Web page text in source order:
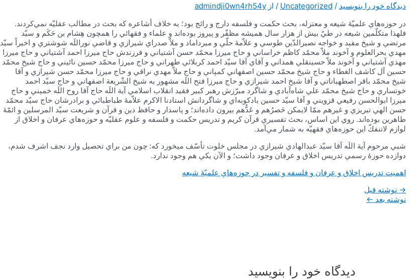
دیدگاه‌ خود را بنویسید /
Uncategorized / از admindji0wn4rh54y
در حوزه‌هاي‌ علميّۀ شيعه‌ و معتزله‌، بحث‌ حكمت‌ و فلسفه‌ دارج‌ و رائج‌ بود؛ به‌ خلاف‌ أشاعره‌ كه‌ بحث‌ در مطالب‌ عقليّه‌ نمي‌كردند.
فلهذا متكلّمين‌ شيعه‌ در طيّ بيش‌ از هزار سال‌ هميشه‌ مظفّر و پيروز بوده‌اند و علماء و فقهائي‌ را همچون‌ هِشام‌ بن‌ حَكَم‌ و سيّد
مرتضي‌ و شيخ‌ مفيد و خواجه‌ نصيرالدّين‌ طوسي‌ و علاّمۀ حلّي‌ و ميرداماد و ملاّ صدراي‌ شيرازي‌ و قاضي‌ نوراللَه‌ شوشتري‌ و اخيراً سيّد
مهدي‌ بحرالعلوم‌ و آخوند ملاّ محمّد كاظم‌ خراساني‌ و حاج‌ ميرزا محمّد حسن‌ آشتياني‌ و فرزندش‌ حاج‌ ميرزا احمد آشتياني‌ و حاج‌ ميرزا
مهدي‌ آشتياني‌ و آخوند ملاّ حسينقلي‌ همداني‌ و آقاي‌ آقا سيّد احمد كربلائي‌ طهراني‌ و حاج‌ ميرزا محمّد حسين‌ نائيني‌ و حاج‌ شيخ‌ محمّد
حسين‌ آل‌ كاشف‌ الغطاء و حاج‌ شيخ‌ محمّد حسين‌ اصفهاني‌ كمپاني‌ و حاج‌ ملاّ مهدي‌ نراقي‌ و حاج‌ ميرزا محمّد حسن‌ شيرازي‌ و آقا
شيخ‌ محمّد باقر اصطهباناتي‌ و آقا شيخ‌ احمد شيرازي‌ و حاج‌ ميرزا فتح‌ اللَه‌ مشهور به‌ شيخ‌ الشّريعة‌ اصفهاني‌ و حاج‌ سيّد احمد
خونساري‌ و حاج‌ شيخ‌ محمّد علي‌ شاه‌آبادي‌ و شاگرد مبرّزش‌ رهبر كبير فقيد انقلاب‌ اسلامي‌ آية‌ اللَه‌ حاج‌ آقا روح‌ اللَه‌ خميني‌ و حاج‌
ميرزا ابوالحسن‌ رفيعي‌ قزويني‌ و آقا سيّد حسين‌ بادكوبه‌اي‌ و شاگردانش‌ استادنا الاكرم‌ علاّمۀ طباطبائي‌ و برادرشان‌ حاج‌ سيّد محمّد
حسن‌ الهي‌ تبريزي‌ و غيرهم‌ ممّا لايمكن‌ حَصرُهم‌ و عَدُّهم‌ بيرون‌ داده‌اند؛ و پاسدار و حافظ‌ دين‌ و قرآن‌ و شريعت‌ سيّد المرسلين‌ و ائمّۀ
طاهرين‌ بوده‌اند. روي‌ اين‌ اساس‌، بحث‌ تفسيري‌ قرآن‌ كريم‌ و تدريس‌ حكمت‌ و فلسفه‌ و علوم‌ عقليّه‌ و حوزه‌هاي‌ عرفان‌ و اخلاق‌ از
لوازم‌ لاتنفكّ اين‌ حوزه‌هاي‌ فقهيّه‌ به‌ شمار مي‌آمد.
شبي‌ مرحوم‌ آية‌ اللَه‌ آقا سيّد عبدالهادي‌ شيرازي‌ در مجلس‌ خلوت‌ تأسّف‌ ميخورد كه‌: چون‌ من‌ براي‌ تحصيل‌ وارد نجف‌ اشرف‌ شدم‌،
دوازده‌ حوزۀ رسمي‌ تدريس‌ اخلاق‌ و عرفان‌ وجود داشت‌؛ و الآن‌ يكي‌ هم‌ وجود ندارد.
اهمیت تدريس‌ اخلاق‌ و عرفان‌ و فلسفه‌ و تفسير در حوزه‌هاي‌ علميّۀ شيعه‌
راهبری
نوشته
→ نوشته قبل
نوشته بعد ←
دیدگاه‌ خود را بنویسید